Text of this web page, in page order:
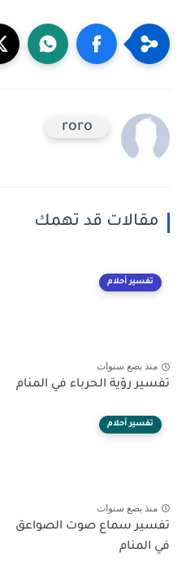
roro
مقالات قد تهمك
تفسير أحلام
منذ بضع سنوات
تفسير رؤية الحرباء في المنام
تفسير أحلام
منذ بضع سنوات
تفسير سماع صوت الصواعق
في المنام